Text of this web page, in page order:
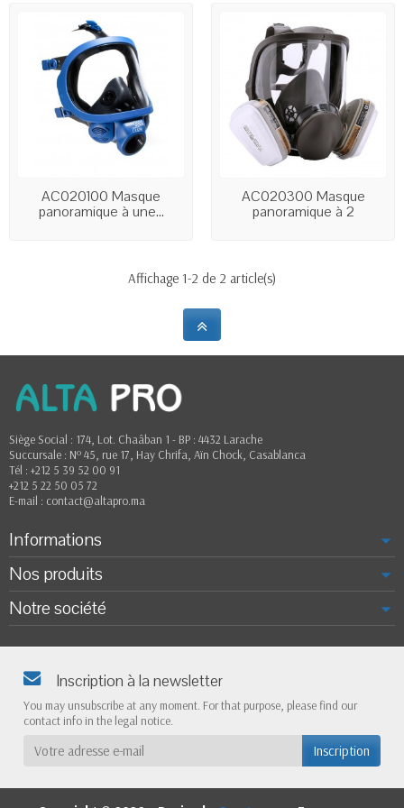
AC020100 Masque
panoramique à une...
AC020300 Masque
panoramique à 2
Affichage 1-2 de 2 article(s)
Siège Social : 174, Lot. Chaâban 1 - BP : 4432 Larache
Succursale : Nº 45, rue 17, Hay Chrifa, Aïn Chock, Casablanca
Tél : +212 5 39 52 00 91
+212 5 22 50 05 72
E-mail : contact@altapro.ma
Informations
Nos produits
Notre société
Inscription à la newsletter
You may unsubscribe at any moment. For that purpose, please find our
contact info in the legal notice.